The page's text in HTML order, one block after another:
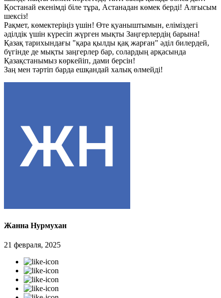
Қостанай екенімді біле тұра, Астанадан көмек берді! Алғысым
шексіз!
Рақмет, көмектеріңіз үшін! Өте қуаныштымын, еліміздегі
әділдік үшін күресіп жүрген мықты Заңгерлердің барына!
Қазақ тарихындағы "қара қылды қақ жарған" әділ билердей,
бүгінде де мықты заңгерлер бар, солардың арқасында
Қазақстанымыз көркейіп, дами берсін!
Заң мен тәртіп барда ешқандай халық өлмейді!
Жанна Нурмухан
21 февраля, 2025